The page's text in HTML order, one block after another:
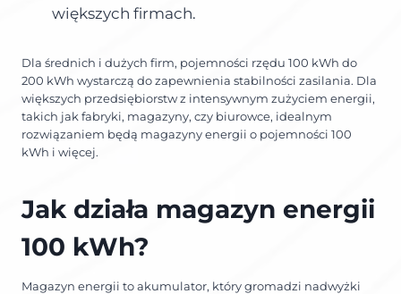
większych firmach.
Dla średnich i dużych firm, pojemności rzędu 100 kWh do
200 kWh wystarczą do zapewnienia stabilności zasilania. Dla
większych przedsiębiorstw z intensywnym zużyciem energii,
takich jak fabryki, magazyny, czy biurowce, idealnym
rozwiązaniem będą magazyny energii o pojemności 100
kWh i więcej.
Jak działa magazyn energii
100 kWh?
Magazyn energii to akumulator, który gromadzi nadwyżki